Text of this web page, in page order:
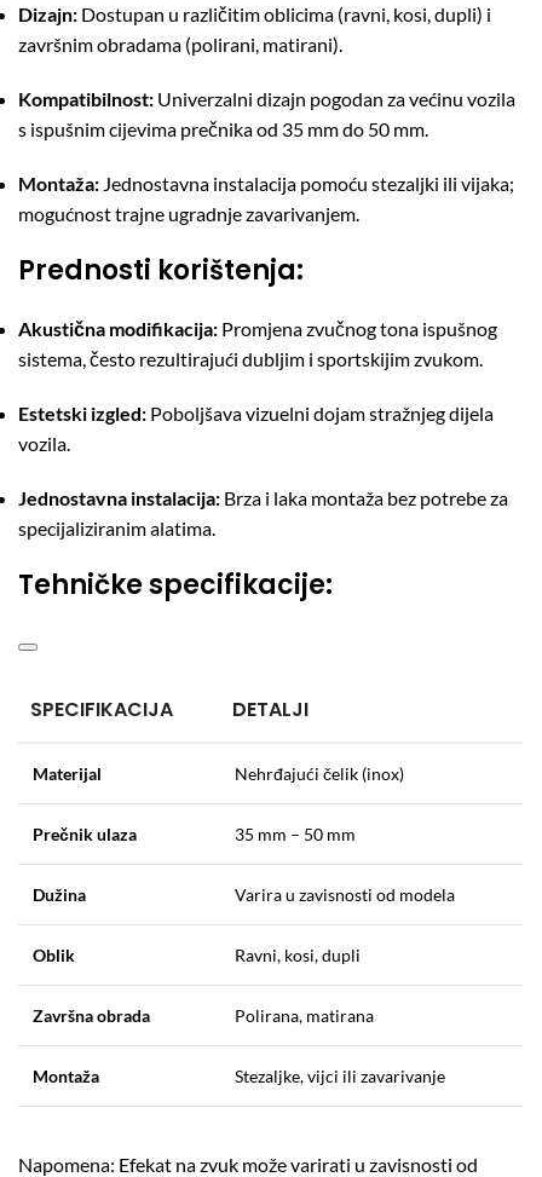
Dizajn: Dostupan u različitim oblicima (ravni, kosi, dupli) i
završnim obradama (polirani, matirani).
Kompatibilnost: Univerzalni dizajn pogodan za većinu vozila
s ispušnim cijevima prečnika od 35 mm do 50 mm.
Montaža: Jednostavna instalacija pomoću stezaljki ili vijaka;
mogućnost trajne ugradnje zavarivanjem.
Prednosti korištenja:
Akustična modifikacija: Promjena zvučnog tona ispušnog
sistema, često rezultirajući dubljim i sportskijim zvukom.
Estetski izgled: Poboljšava vizuelni dojam stražnjeg dijela
vozila.
Jednostavna instalacija: Brza i laka montaža bez potrebe za
specijaliziranim alatima.
Tehničke specifikacije:
SPECIFIKACIJA DETALJI
Materijal Nehrđajući čelik (inox)
Prečnik ulaza 35 mm – 50 mm
Dužina Varira u zavisnosti od modela
Oblik Ravni, kosi, dupli
Završna obrada Polirana, matirana
Montaža Stezaljke, vijci ili zavarivanje
Napomena: Efekat na zvuk može varirati u zavisnosti od